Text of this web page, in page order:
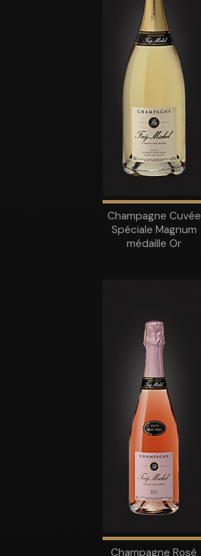
Champagne Cuvée
Spéciale Magnum
médaille Or
Champagne Rosé